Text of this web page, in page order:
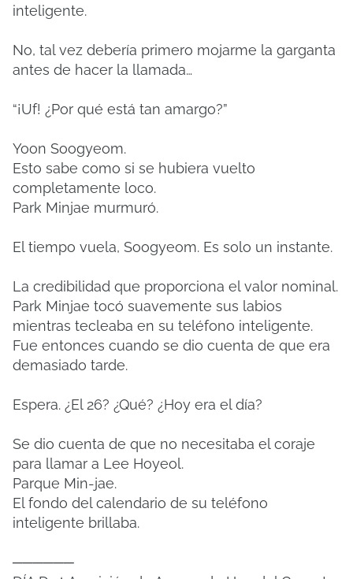
inteligente.
No, tal vez debería primero mojarme la garganta
antes de hacer la llamada…
“¡Uf! ¿Por qué está tan amargo?”
Yoon Soogyeom.
Esto sabe como si se hubiera vuelto
completamente loco.
Park Minjae murmuró.
El tiempo vuela, Soogyeom. Es solo un instante.
La credibilidad que proporciona el valor nominal.
Park Minjae tocó suavemente sus labios
mientras tecleaba en su teléfono inteligente.
Fue entonces cuando se dio cuenta de que era
demasiado tarde.
Espera. ¿El 26? ¿Qué? ¿Hoy era el día?
Se dio cuenta de que no necesitaba el coraje
para llamar a Lee Hoyeol.
Parque Min-jae.
El fondo del calendario de su teléfono
inteligente brillaba.
──────